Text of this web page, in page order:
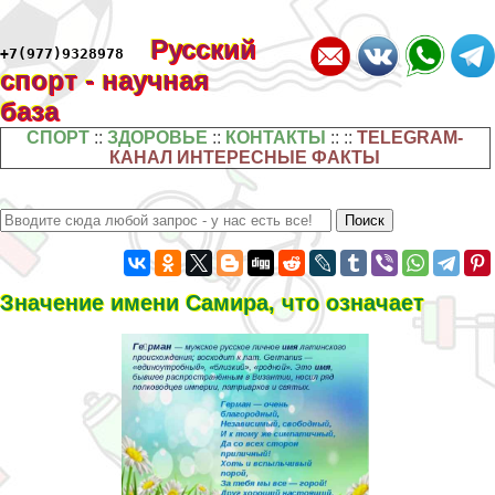
+7(977)9328978
Русский
спорт - научная
база
СПОРТ ::ЗДОРОВЬЕ :: КОНТАКТЫ :: ::TELEGRAM-
КАНАЛ ИНТЕРЕСНЫЕ ФАКТЫ
Значение имени Самира, что означает